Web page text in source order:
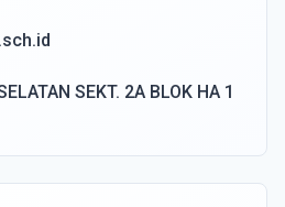
SEKT. 2A BLOK HA 1